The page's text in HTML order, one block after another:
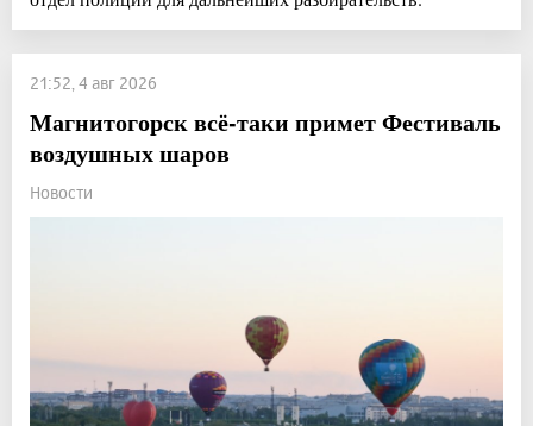
21:52, 4 авг 2026
Магнитогорск всё-таки примет Фестиваль
воздушных шаров
Новости